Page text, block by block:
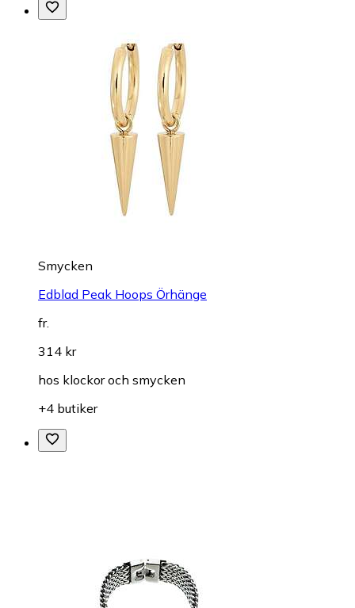
Smycken
Edblad Peak Hoops Örhänge
fr.
314 kr
hos klockor och smycken
+4 butiker